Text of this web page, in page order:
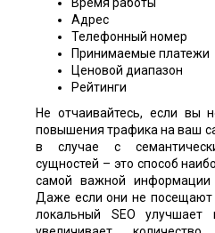
Адрес
Телефонный номер
Принимаемые платежи
Ценовой диапазон
Рейтинги
Не отчаивайтесь, если вы
повышения трафика на ваш
в случае с
сущностей – это способ
самой важной информации
Даже если они не
локальный SEO улучшает